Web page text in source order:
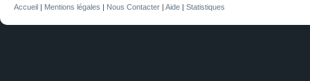
Accueil | Mentions légales | Nous Contacter | Aide | Statistiques